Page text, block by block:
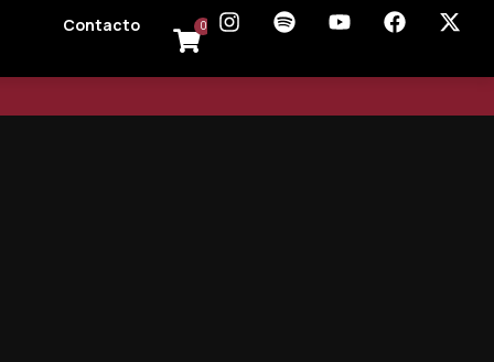
Contacto 0